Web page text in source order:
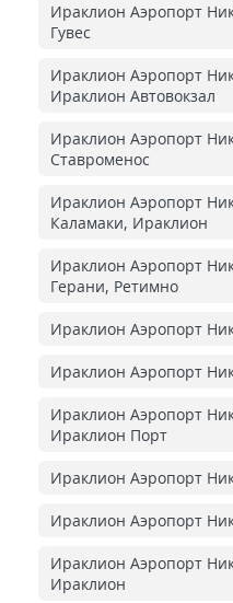
Ираклион Аэропорт
Гувес
Ираклион Аэропорт
Ираклион Автовокзал
Ираклион Аэропорт
Ставроменос
Ираклион Аэропорт
Каламаки, Ираклион
Ираклион Аэропорт
Герани, Ретимно
Ираклион Аэропорт
Ираклион Аэропорт
Ираклион Аэропорт
Ираклион Порт
Ираклион Аэропорт
Ираклион Аэропорт
Ираклион Аэропорт
Ираклион